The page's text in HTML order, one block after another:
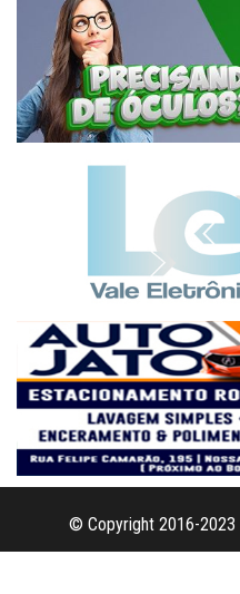
© Copyright 2016-2023